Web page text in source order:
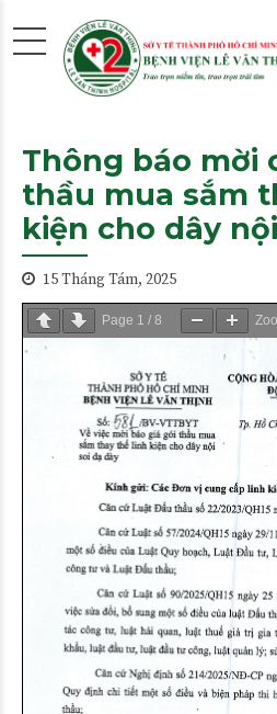
Thông báo mời
thầu mua sắm
kiện cho dây
15 Tháng Tám, 2025
Page 1 / 8